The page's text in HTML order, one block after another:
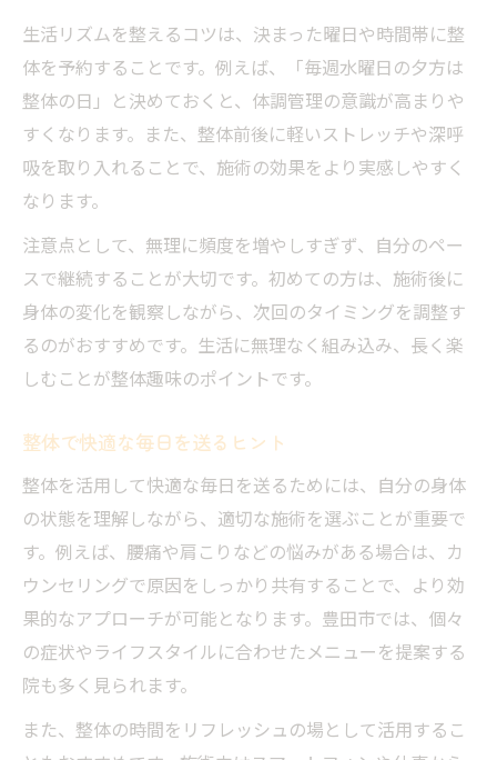
生活リズムを整えるコツは、決まった曜日や時間帯に整
体を予約することです。例えば、「毎週水曜日の夕方は
整体の日」と決めておくと、体調管理の意識が高まりや
すくなります。また、整体前後に軽いストレッチや深呼
吸を取り入れることで、施術の効果をより実感しやすく
なります。
注意点として、無理に頻度を増やしすぎず、自分のペー
スで継続することが大切です。初めての方は、施術後に
身体の変化を観察しながら、次回のタイミングを調整す
るのがおすすめです。生活に無理なく組み込み、長く楽
しむことが整体趣味のポイントです。
整体で快適な毎日を送るヒント
整体を活用して快適な毎日を送るためには、自分の身体
の状態を理解しながら、適切な施術を選ぶことが重要で
す。例えば、腰痛や肩こりなどの悩みがある場合は、カ
ウンセリングで原因をしっかり共有することで、より効
果的なアプローチが可能となります。豊田市では、個々
の症状やライフスタイルに合わせたメニューを提案する
院も多く見られます。
また、整体の時間をリフレッシュの場として活用するこ